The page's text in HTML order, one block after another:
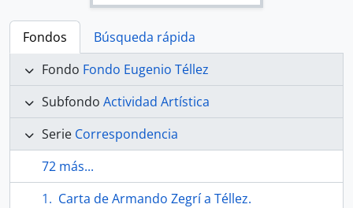
Fondos
Búsqueda rápida
Fondo Fondo Eugenio Téllez
Subfondo Actividad Artística
Serie Correspondencia
72 más...
Carta de Armando Zegrí a Téllez.